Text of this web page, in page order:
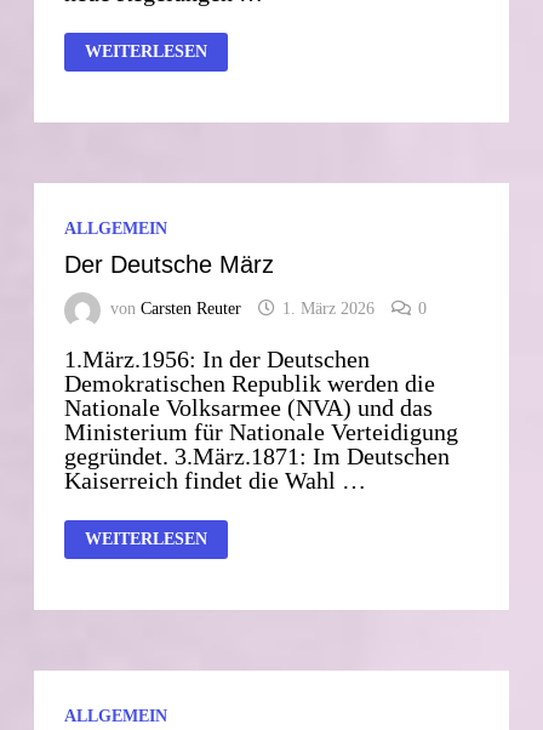
DIE
GUTE
WEITERLESEN
ALLGEMEIN
Der Deutsche März
vonCarsten Reuter 1. März 2026 0
1.März.1956: In der Deutschen
Demokratischen Republik werden die
Nationale Volksarmee (NVA) und das
Ministerium für Nationale Verteidigung
gegründet. 3.März.1871: Im Deutschen
Kaiserreich findet die Wahl …
DER
DEUTSCHE
WEITERLESEN
ALLGEMEIN